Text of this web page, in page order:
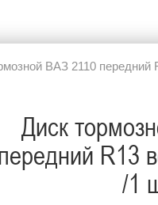
ВАЗ 2110
Диск
R13
/1